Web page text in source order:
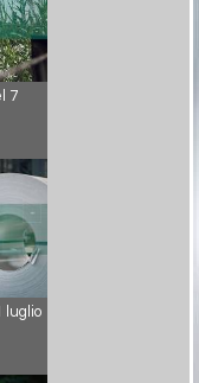
7
luglio